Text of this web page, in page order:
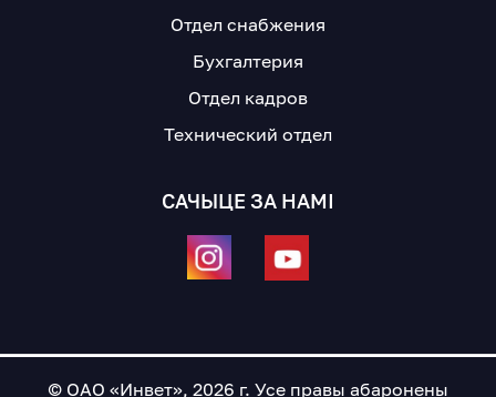
Отдел снабжения
Бухгалтерия
Отдел кадров
Технический отдел
САЧЫЦЕ ЗА НАМІ
© ОАО «Инвет», 2026 г. Усе правы абаронены